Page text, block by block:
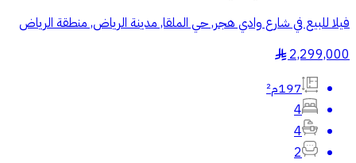
فيلا للبيع في شارع وادي هجر, حي الملقا, مدينة الرياض, منطقة الرياض
2,299,000
§
197م²
4
4
2